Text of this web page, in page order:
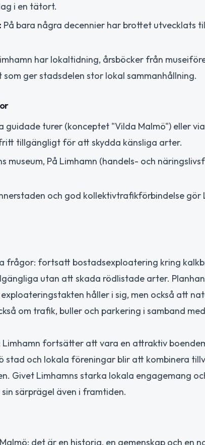
i en tätort.
På bara några decennier har brottet utvecklats
har lokaltidning, årsböcker från
ger stadsdelen stor lokal sammanhållning.
guidade turer (konceptet "Vilda Malmö") eller
tillgängligt för att skydda känsliga arter.
museum, På Limhamn (handels- och
och god kollektivtrafikförbindelse
frågor: fortsatt bostadsexploatering kring
utan att skada rödlistade arter.
håller i sig, men också att
om trafik, buller och parkering i samband
Limhamn fortsätter att vara en attraktiv
stad och lokala föreningar blir att kombinera
Givet Limhamns starka lokala engagemang
särprägel även i framtiden.
det är en historia, en gemenskap och en